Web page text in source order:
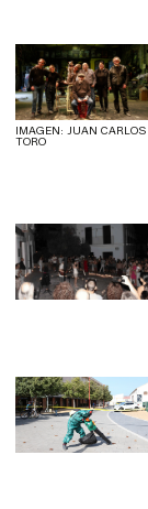
IMAGEN: JUAN CARLOS
TORO